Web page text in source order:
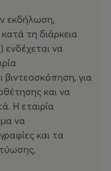
εκδήλωση,
τη διάρκεια
ενδέχεται να
για
και να
Η εταιρία
να
και τα